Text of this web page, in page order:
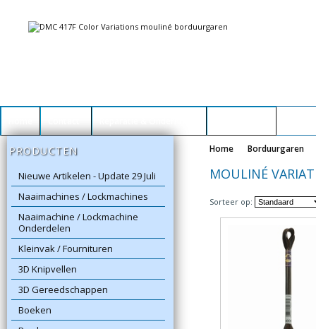
PRODUCTEN
Nieuwe Artikelen - Update 29 Juli
Naaimachines / Lockmachines
Naaimachine / Lockmachine
Onderdelen
Kleinvak / Fournituren
3D Knipvellen
3D Gereedschappen
Boeken
Home Borduurgaren
MOULINÉ
Sorteer op: